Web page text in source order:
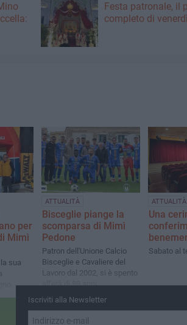
Festa patronale, il
completo di
per
Mimì
sua
ATTUALITÀ
Bisceglie piange la
scomparsa di Mimì
Pedone
Patron dell'Unione Calcio
Bisceglie e Cavaliere del
Lavoro dal 2002, si è spento
all'età di 89 anni
ATTUALITÀ
Una
Sabato al
Iscriviti alla Newsletter